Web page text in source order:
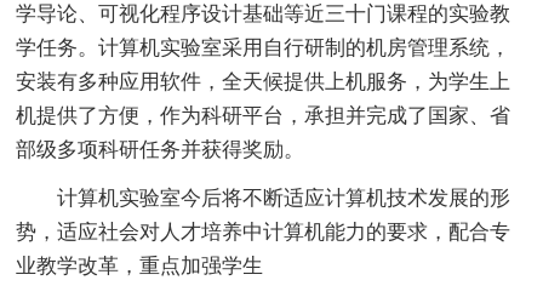
学导论、可视化程序设计基础等近三十门课程的实验教
学任务。计算机实验室采用自行研制的机房管理系统，
安装有多种应用软件，全天候提供上机服务，为学生上
机提供了方便，作为科研平台，承担并完成了国家、省
部级多项科研任务并获得奖励。
计算机实验室今后将不断适应计算机技术发展的形
势，适应社会对人才培养中计算机能力的要求，配合专
业教学改革，重点加强学生